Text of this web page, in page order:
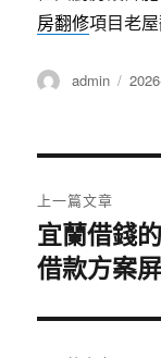
房翻修項目老
作
admin
發
章
導
覽
上一篇文章
上
一
文
宜蘭借錢
借款方案